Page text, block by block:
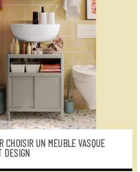
CHOISIR UN MEUBLE VASQUE
DESIGN